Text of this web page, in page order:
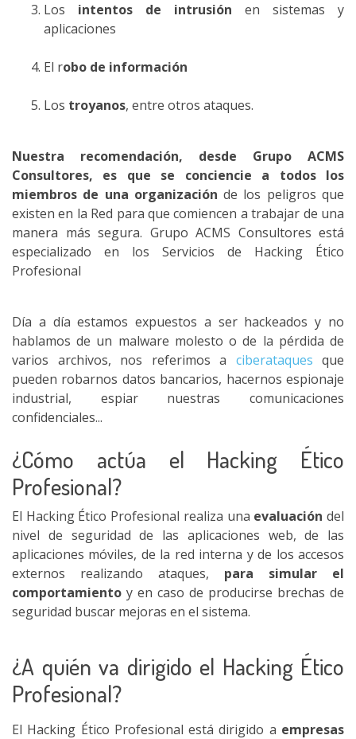
Los intentos de intrusión en sistemas y
aplicaciones
El robo de información
Los troyanos, entre otros ataques.
Nuestra recomendación, desde Grupo ACMS
Consultores, es que se conciencie a todos los
miembros de una organización de los peligros que
existen en la Red para que comiencen a trabajar de una
manera más segura. Grupo ACMS Consultores está
especializado en los Servicios de Hacking Ético
Profesional
Día a día estamos expuestos a ser hackeados y no
hablamos de un malware molesto o de la pérdida de
varios archivos, nos referimos a ciberataques que
pueden robarnos datos bancarios, hacernos espionaje
industrial, espiar nuestras comunicaciones
confidenciales...
¿Cómo actúa el Hacking Ético
Profesional?
El Hacking Ético Profesional realiza una evaluacióndel
nivel de seguridad de las aplicaciones web, de las
aplicaciones móviles, de la red interna y de los accesos
externos realizando ataques, para simular el
comportamiento y en caso de producirse brechas de
seguridad buscar mejoras en el sistema.
¿A quién va dirigido el Hacking Ético
Profesional?
El Hacking Ético Profesional está dirigido a empresas